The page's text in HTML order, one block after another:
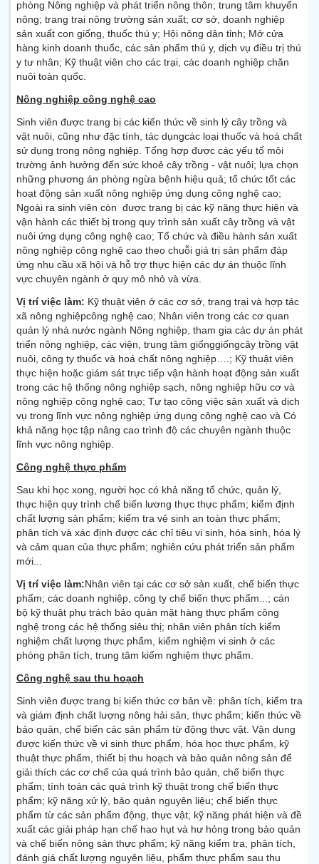
phòng Nông nghiệp và phát triển nông thôn; trung tâm khuyến
nông; trang trại nông trường sản xuất; cơ sở, doanh nghiệp
sản xuất con giống, thuốc thú y; Hội nông dân tỉnh; Mở cửa
hàng kinh doanh thuốc, các sản phẩm thú y, dịch vụ điều trị thú
y tư nhân; Kỹ thuật viên cho các trại, các doanh nghiệp chăn
nuôi toàn quốc.
Nông nghiệp công nghệ cao
Sinh viên được trang bị các kiến thức về sinh lý cây trồng và
vật nuôi, cũng như đặc tính, tác dụngcác loại thuốc và hoá chất
sử dụng trong nông nghiệp. Tổng hợp được các yếu tố môi
trường ảnh hưởng đến sức khoẻ cây trồng - vật nuôi; lựa chọn
những phương án phòng ngừa bệnh hiệu quả; tổ chức tốt các
hoạt động sản xuất nông nghiệp ứng dụng công nghệ cao;
Ngoài ra sinh viên còn được trang bị các kỹ năng thực hiện và
vận hành các thiết bị trong quy trình sản xuất cây trồng và vật
nuôi ứng dụng công nghệ cao; Tổ chức và điều hành sản xuất
nông nghiệp công nghệ cao theo chuỗi giá trị sản phẩm đáp
ứng nhu cầu xã hội và hỗ trợ thực hiện các dự án thuộc lĩnh
vực chuyên ngành ở quy mô nhỏ và vừa.
Vị trí việc làm: Kỹ thuật viên ở các cơ sở, trang trại và hợp tác
xã nông nghiệpcông nghệ cao; Nhân viên trong các cơ quan
quản lý nhà nước ngành Nông nghiệp, tham gia các dự án phát
triển nông nghiệp, các viện, trung tâm giốnggiốngcây trồng vật
nuôi, công ty thuốc và hoá chất nông nghiệp….; Kỹ thuật viên
thực hiện hoặc giám sát trực tiếp vận hành hoạt động sản xuất
trong các hệ thống nông nghiệp sạch, nông nghiệp hữu cơ và
nông nghiệp công nghệ cao; Tự tạo công việc sản xuất và dịch
vụ trong lĩnh vực nông nghiệp ứng dụng công nghệ cao và Có
khả năng học tập nâng cao trình độ các chuyên ngành thuộc
lĩnh vực nông nghiệp.
Công nghệ thực phẩm
Sau khi học xong, người học có khả năng tổ chức, quản lý,
thực hiện quy trình chế biến lương thực thực phẩm; kiểm định
chất lượng sản phẩm; kiểm tra vệ sinh an toàn thực phẩm;
phân tích và xác định được các chỉ tiêu vi sinh, hóa sinh, hóa lý
và cảm quan của thực phẩm; nghiên cứu phát triển sản phẩm
mới...
Vị trí việc làm:Nhân viên tại các cơ sở sản xuất, chế biến thực
phẩm; các doanh nghiệp, công ty chế biến thực phẩm...; cán
bộ kỹ thuật phụ trách bảo quản mặt hàng thực phẩm công
nghệ trong các hệ thống siêu thị; nhân viên phân tích kiểm
nghiệm chất lượng thực phẩm, kiểm nghiệm vi sinh ở các
phòng phân tích, trung tâm kiểm nghiệm thực phẩm.
Công nghệ sau thu hoạch
Sinh viên được trang bị kiến thức cơ bản về: phân tích, kiểm tra
và giám định chất lượng nông hải sản, thực phẩm; kiến thức về
bảo quản, chế biến các sản phẩm từ động thực vật. Vận dụng
được kiến thức về vi sinh thực phẩm, hóa học thực phẩm, kỹ
thuật thực phẩm, thiết bị thu hoạch và bảo quản nông sản để
giải thích các cơ chế của quá trình bảo quản, chế biến thực
phẩm; tính toán các quá trình kỹ thuật trong chế biến thực
phẩm; kỹ năng xử lý, bảo quản nguyên liệu; chế biến thực
phẩm từ các sản phẩm động, thực vật; kỹ năng phát hiện và đề
xuất các giải pháp hạn chế hao hụt và hư hỏng trong bảo quản
và chế biến nông sản thực phẩm; kỹ năng kiểm tra, phân tích,
đánh giá chất lượng nguyên liệu, phẩm thực phẩm sau thu